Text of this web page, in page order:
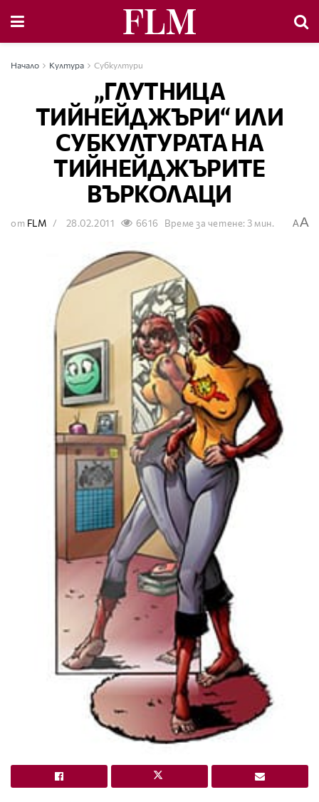
Начало Култура Субкултури
„ГЛУТНИЦА
ТИЙНЕЙДЖЪРИ“ ИЛИ
СУБКУЛТУРАТА НА
ТИЙНЕЙДЖЪРИТЕ
ВЪРКОЛАЦИ
от FLM 28.02.2011 6616 Време за четене: 3 мин. AA